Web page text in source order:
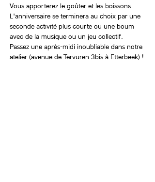
Vous apporterez le goûter et les boissons.
L'anniversaire se terminera au choix par une
seconde activité plus courte ou une boum
avec de la musique ou un jeu collectif.
Passez une après-midi inoubliable dans notre
atelier (avenue de Tervuren 3bis à Etterbeek) !